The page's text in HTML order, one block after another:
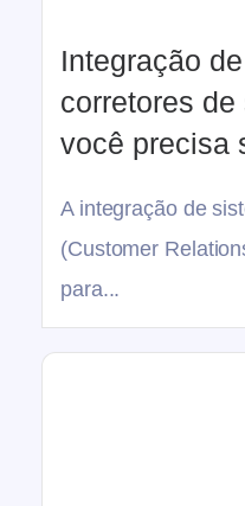
Integração
corretores
você precisa
A integração de
(Customer
para...